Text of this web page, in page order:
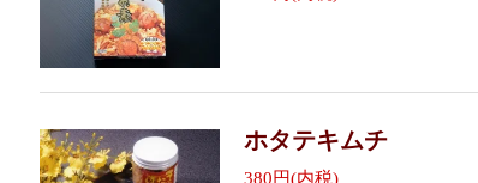
ホタテキムチ
380円(内税)